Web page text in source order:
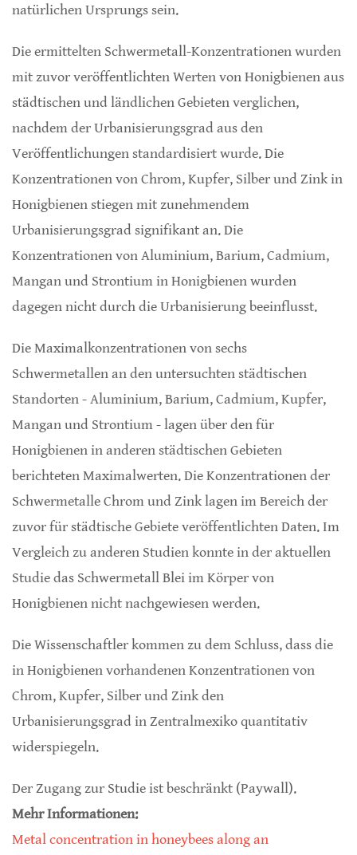
natürlichen Ursprungs sein.
Die ermittelten Schwermetall-Konzentrationen wurden
mit zuvor veröffentlichten Werten von Honigbienen aus
städtischen und ländlichen Gebieten verglichen,
nachdem der Urbanisierungsgrad aus den
Veröffentlichungen standardisiert wurde. Die
Konzentrationen von Chrom, Kupfer, Silber und Zink in
Honigbienen stiegen mit zunehmendem
Urbanisierungsgrad signifikant an. Die
Konzentrationen von Aluminium, Barium, Cadmium,
Mangan und Strontium in Honigbienen wurden
dagegen nicht durch die Urbanisierung beeinflusst.
Die Maximalkonzentrationen von sechs
Schwermetallen an den untersuchten städtischen
Standorten - Aluminium, Barium, Cadmium, Kupfer,
Mangan und Strontium - lagen über den für
Honigbienen in anderen städtischen Gebieten
berichteten Maximalwerten. Die Konzentrationen der
Schwermetalle Chrom und Zink lagen im Bereich der
zuvor für städtische Gebiete veröffentlichten Daten. Im
Vergleich zu anderen Studien konnte in der aktuellen
Studie das Schwermetall Blei im Körper von
Honigbienen nicht nachgewiesen werden.
Die Wissenschaftler kommen zu dem Schluss, dass die
in Honigbienen vorhandenen Konzentrationen von
Chrom, Kupfer, Silber und Zink den
Urbanisierungsgrad in Zentralmexiko quantitativ
widerspiegeln.
Der Zugang zur Studie ist beschränkt (Paywall).
Mehr Informationen:
Metal concentration in honeybees along an